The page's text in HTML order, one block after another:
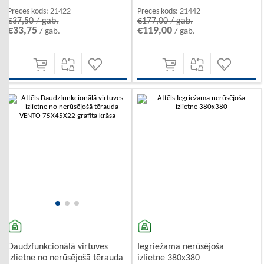
Preces kods: 21422
€37,50 / gab.
€33,75/ gab.
Preces kods: 21442
€177,00 / gab.
€119,00 / gab.
Daudzfunkcionālā virtuves
izlietne no nerūsējošā tērauda
Iegriežama nerūsējoša
izlietne 380x380